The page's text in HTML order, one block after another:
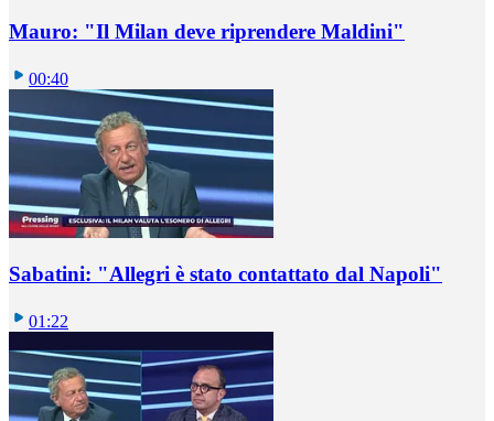
Mauro: "Il Milan deve riprendere Maldini"
00:40
Sabatini: "Allegri è stato contattato dal Napoli"
01:22